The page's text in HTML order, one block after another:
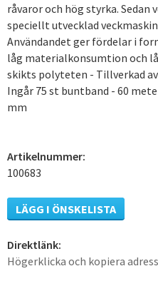
råvaror och hög styrka. Sedan
speciellt utvecklad
Användandet ger fördelar i
låg materialkonsumtion och
skikts polyteten - Tillverkad
Ingår 75 st buntband - 60
mm
Artikelnummer:
100683
LÄGG I ÖNSKELISTA
Direktlänk:
Högerklicka och kopiera